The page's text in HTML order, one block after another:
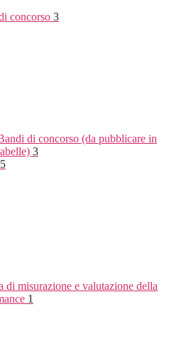
concorso 3
di concorso (da pubblicare in
3
5
di misurazione e valutazione della
1